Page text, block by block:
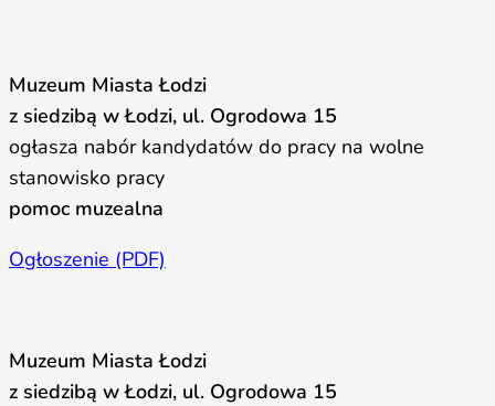
Muzeum Miasta Łodzi
z siedzibą w Łodzi, ul. Ogrodowa 15
ogłasza nabór kandydatów do pracy na wolne
stanowisko pracy
pomoc muzealna
Ogłoszenie (PDF)
Muzeum Miasta Łodzi
z siedzibą w Łodzi, ul. Ogrodowa 15